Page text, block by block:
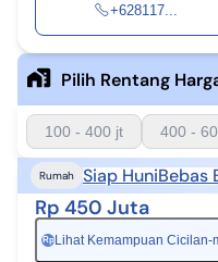
+628117...
Pilih Rentang
100 - 400 jt 400 -
Rumah Siap HuniBebas
Rp 450 Juta
Rp Lihat Kemampuan Cicilan-